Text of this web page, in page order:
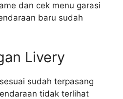
dan cek menu garasi
baru sudah
Livery
sudah terpasang
tidak terlihat